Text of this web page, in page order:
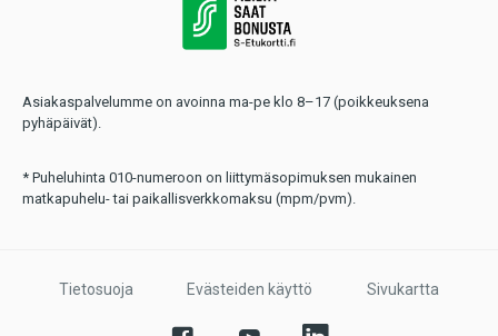
Asiakaspalvelumme on avoinna ma-pe klo 8–17 (poikkeuksena
pyhäpäivät).
* Puheluhinta 010-numeroon on liittymäsopimuksen mukainen
matkapuhelu- tai paikallisverkkomaksu (mpm/pvm).
Tietosuoja Evästeiden käyttö Sivukartta